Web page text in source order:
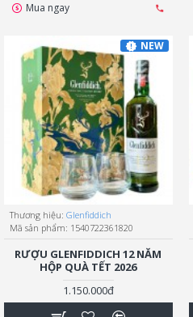
Mua ngay
NEW
Thương hiệu: Glenfiddich
Mã sản phẩm: 1540722361820
RƯỢU GLENFIDDICH 12 NĂM
HỘP QUÀ TẾT 2026
1.150.000đ